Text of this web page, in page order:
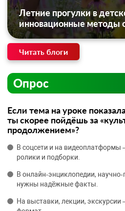
Летние прогулки в
инновационные методы
Читать блоги
Опрос
Если тема на уроке
ты скорее пойдёшь за
продолжением»?
В соцсети и на
ролики и подборки.
В онлайн‑энциклопедии,
нужны надёжные факты.
На выставки, лекции,